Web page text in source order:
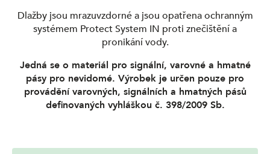
Dlažby jsou mrazuvzdorné a jsou opatřena ochranným
systémem Protect System IN proti znečištění a
pronikání vody.
Jedná se o materiál pro signální, varovné a hmatné
pásy pro nevidomé. Výrobek je určen pouze pro
provádění varovných, signálních a hmatných pásů
definovaných vyhláškou č. 398/2009 Sb.